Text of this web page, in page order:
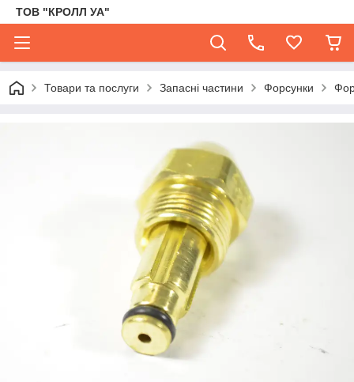
ТОВ "КРОЛЛ УА"
Товари та послуги Запасні частини Форсунки